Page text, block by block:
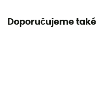
Kapsy
Doporučujeme také